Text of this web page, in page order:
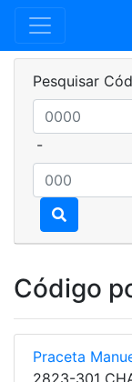
Pesquisar
-
Código
Praceta
2823-301